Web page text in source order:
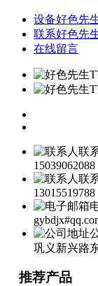
设备好色先
联系好色先
在线留言
联
15039062088
联
13015519788
巩义新兴路
推荐产品